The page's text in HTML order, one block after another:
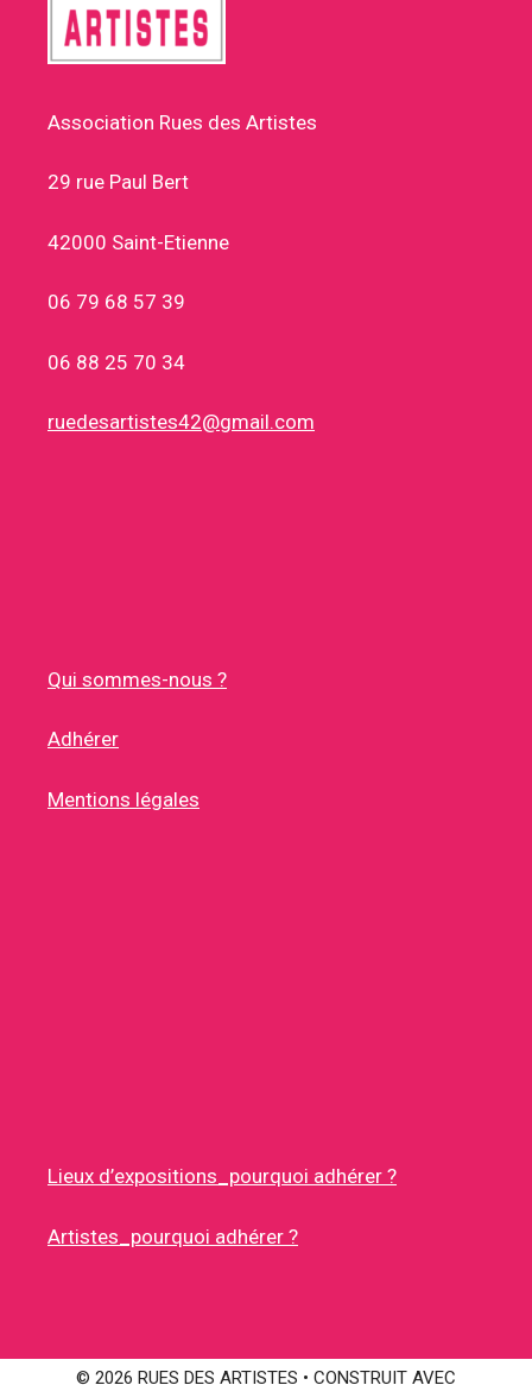
Association Rues des Artistes
29 rue Paul Bert
42000 Saint-Etienne
06 79 68 57 39
06 88 25 70 34
ruedesartistes42@gmail.com
Qui sommes-nous ?
Adhérer
Mentions légales
Lieux d’expositions_pourquoi adhérer ?
Artistes_pourquoi adhérer ?
© 2026 RUES DES ARTISTES • CONSTRUIT AVEC